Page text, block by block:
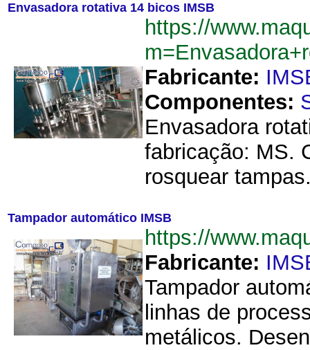
Envasadora rotativa 14 bicos IMSB
https://
Fabricante:
Componentes:
Envasadora
fabricação: MS.
rosquear
Tampador automático IMSB
https://
Fabricante:
Tampador
linhas de
metálicos.